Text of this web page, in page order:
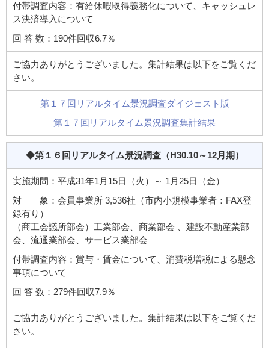
付帯調査内容：有給休暇取得義務化について、キャッシュレ
ス決済導入について
回 答 数：190件回収6.7％
ご協力ありがとうございました。集計結果は以下をご覧くだ
さい。
第１７回リアルタイム景況調査ダイジェスト版
第１７回リアルタイム景況調査集計結果
◆第１６回リアルタイム景況調査（H30.10～12月期）
実施期間：平成31年1月15日（火）～ 1月25日（金）
対 象：会員事業所 3,536社（市内小規模事業者：FAX登
録有り）
（商工会議所部会）工業部会、商業部会 、建設不動産業部
会、流通業部会、サービス業部会
付帯調査内容：賞与・賃金について、消費税増税による懸念
事項について
回 答 数：279件回収7.9％
ご協力ありがとうございました。集計結果は以下をご覧くだ
さい。